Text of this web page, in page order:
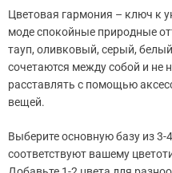
Цветовая гармония – ключ к
моде спокойные природные
тауп, оливковый, серый,
сочетаются между собой и
расставлять с помощью
вещей.
Выберите основную базу из
соответствуют вашему